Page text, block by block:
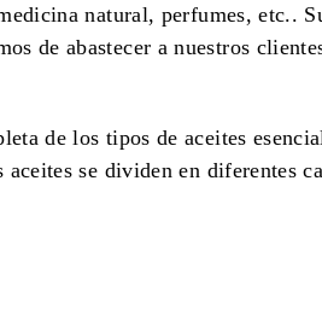
natural, perfumes, etc..
de abastecer a nuestros
de los tipos de aceites
se dividen en diferentes